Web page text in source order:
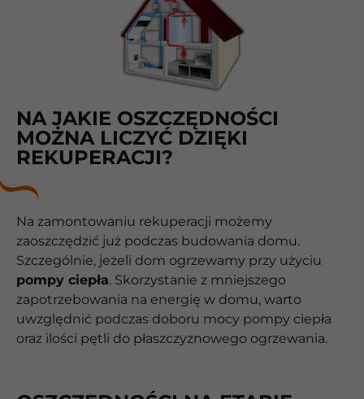
NA JAKIE OSZCZĘDNOŚCI
MOŻNA LICZYĆ DZIĘKI
REKUPERACJI?
Na zamontowaniu rekuperacji możemy
zaoszczędzić już podczas budowania domu.
Szczególnie, jeżeli dom ogrzewamy przy użyciu
pompy ciepła. Skorzystanie z mniejszego
zapotrzebowania na energię w domu, warto
uwzględnić podczas doboru mocy pompy ciepła
oraz ilości pętli do płaszczyznowego ogrzewania.